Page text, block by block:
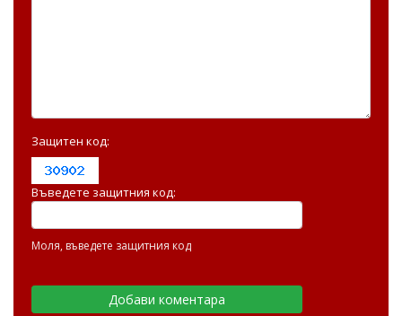
Защитен код:
Въведете защитния код:
Моля, въведете защитния код